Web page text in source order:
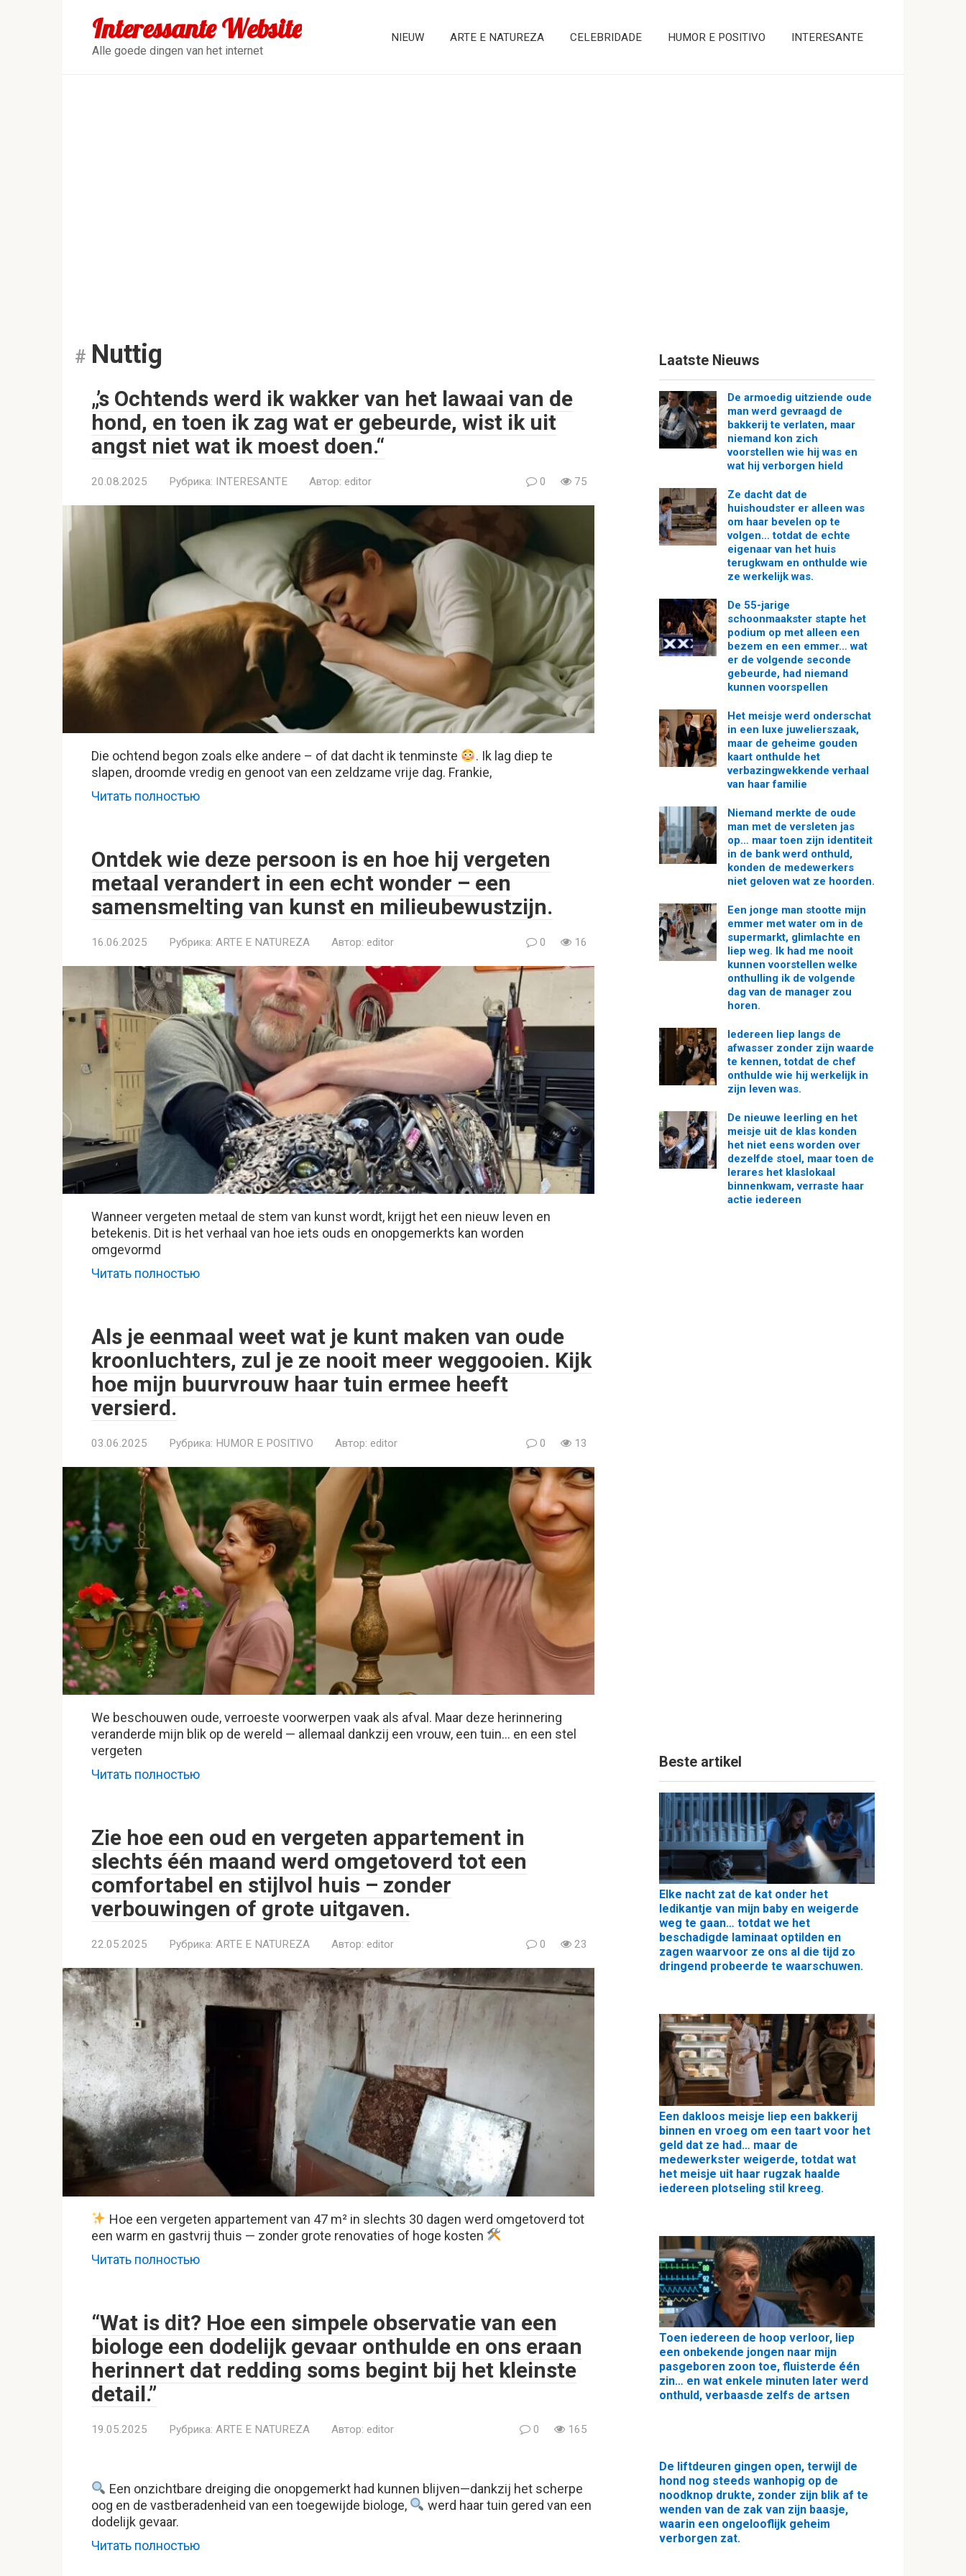
Interessante Website
Alle goede dingen van het internet
NIEUW ARTE E NATUREZA CELEBRIDADE HUMOR E POSITIVO INTERESANTE
Nuttig
„’s Ochtends werd ik wakker van het lawaai van de
hond, en toen ik zag wat er gebeurde, wist ik uit
angst niet wat ik moest doen.“
20.08.2025 Рубрика: INTERESANTE Автор: editor 0 75
Die ochtend begon zoals elke andere – of dat dacht ik tenminste
. Ik lag diep te
slapen, droomde vredig en genoot van een zeldzame vrije dag. Frankie,
Читать полностью
Ontdek wie deze persoon is en hoe hij vergeten
metaal verandert in een echt wonder – een
samensmelting van kunst en milieubewustzijn.
16.06.2025 Рубрика: ARTE E NATUREZA Автор: editor 0 16
Wanneer vergeten metaal de stem van kunst wordt, krijgt het een nieuw leven en
betekenis. Dit is het verhaal van hoe iets ouds en onopgemerkts kan worden
omgevormd
Читать полностью
Als je eenmaal weet wat je kunt maken van oude
kroonluchters, zul je ze nooit meer weggooien. Kijk
hoe mijn buurvrouw haar tuin ermee heeft
versierd.
03.06.2025 Рубрика: HUMOR E POSITIVO Автор: editor 0 13
We beschouwen oude, verroeste voorwerpen vaak als afval. Maar deze herinnering
veranderde mijn blik op de wereld — allemaal dankzij een vrouw, een tuin… en een stel
vergeten
Читать полностью
Zie hoe een oud en vergeten appartement in
slechts één maand werd omgetoverd tot een
comfortabel en stijlvol huis – zonder
verbouwingen of grote uitgaven.
22.05.2025 Рубрика: ARTE E NATUREZA Автор: editor 0 23
Hoe een vergeten appartement van 47 m² in slechts 30 dagen werd omgetoverd tot
een warm en gastvrij thuis — zonder grote renovaties of hoge kosten
Читать полностью
“Wat is dit? Hoe een simpele observatie van een
biologe een dodelijk gevaar onthulde en ons eraan
herinnert dat redding soms begint bij het kleinste
detail.”
19.05.2025 Рубрика: ARTE E NATUREZA Автор: editor 0 165
Een onzichtbare dreiging die onopgemerkt had kunnen blijven—dankzij het scherpe
oog en de vastberadenheid van een toegewijde biologe,
werd haar tuin gered van een
dodelijk gevaar.
Читать полностью
Laatste Nieuws
De armoedig uitziende oude
man werd gevraagd de
bakkerij te verlaten, maar
niemand kon zich
voorstellen wie hij was en
wat hij verborgen hield
Ze dacht dat de
huishoudster er alleen was
om haar bevelen op te
volgen… totdat de echte
eigenaar van het huis
terugkwam en onthulde wie
ze werkelijk was.
De 55-jarige
schoonmaakster stapte het
podium op met alleen een
bezem en een emmer… wat
er de volgende seconde
gebeurde, had niemand
kunnen voorspellen
Het meisje werd onderschat
in een luxe juwelierszaak,
maar de geheime gouden
kaart onthulde het
verbazingwekkende verhaal
van haar familie
Niemand merkte de oude
man met de versleten jas
op… maar toen zijn identiteit
in de bank werd onthuld,
konden de medewerkers
niet geloven wat ze hoorden.
Een jonge man stootte mijn
emmer met water om in de
supermarkt, glimlachte en
liep weg. Ik had me nooit
kunnen voorstellen welke
onthulling ik de volgende
dag van de manager zou
horen.
Iedereen liep langs de
afwasser zonder zijn waarde
te kennen, totdat de chef
onthulde wie hij werkelijk in
zijn leven was.
De nieuwe leerling en het
meisje uit de klas konden
het niet eens worden over
dezelfde stoel, maar toen de
lerares het klaslokaal
binnenkwam, verraste haar
actie iedereen
Beste artikel
Elke nacht zat de kat onder het
ledikantje van mijn baby en weigerde
weg te gaan… totdat we het
beschadigde laminaat optilden en
zagen waarvoor ze ons al die tijd zo
dringend probeerde te waarschuwen.
Een dakloos meisje liep een bakkerij
binnen en vroeg om een taart voor het
geld dat ze had… maar de
medewerkster weigerde, totdat wat
het meisje uit haar rugzak haalde
iedereen plotseling stil kreeg.
Toen iedereen de hoop verloor, liep
een onbekende jongen naar mijn
pasgeboren zoon toe, fluisterde één
zin… en wat enkele minuten later werd
onthuld, verbaasde zelfs de artsen
De liftdeuren gingen open, terwijl de
hond nog steeds wanhopig op de
noodknop drukte, zonder zijn blik af te
wenden van de zak van zijn baasje,
waarin een ongelooflijk geheim
verborgen zat.